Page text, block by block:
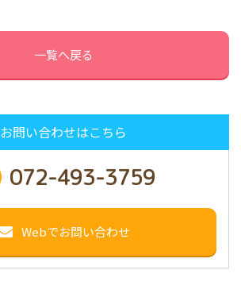
一覧へ戻る
お問い合わせはこちら
072-493-3759
Webでお問い合わせ